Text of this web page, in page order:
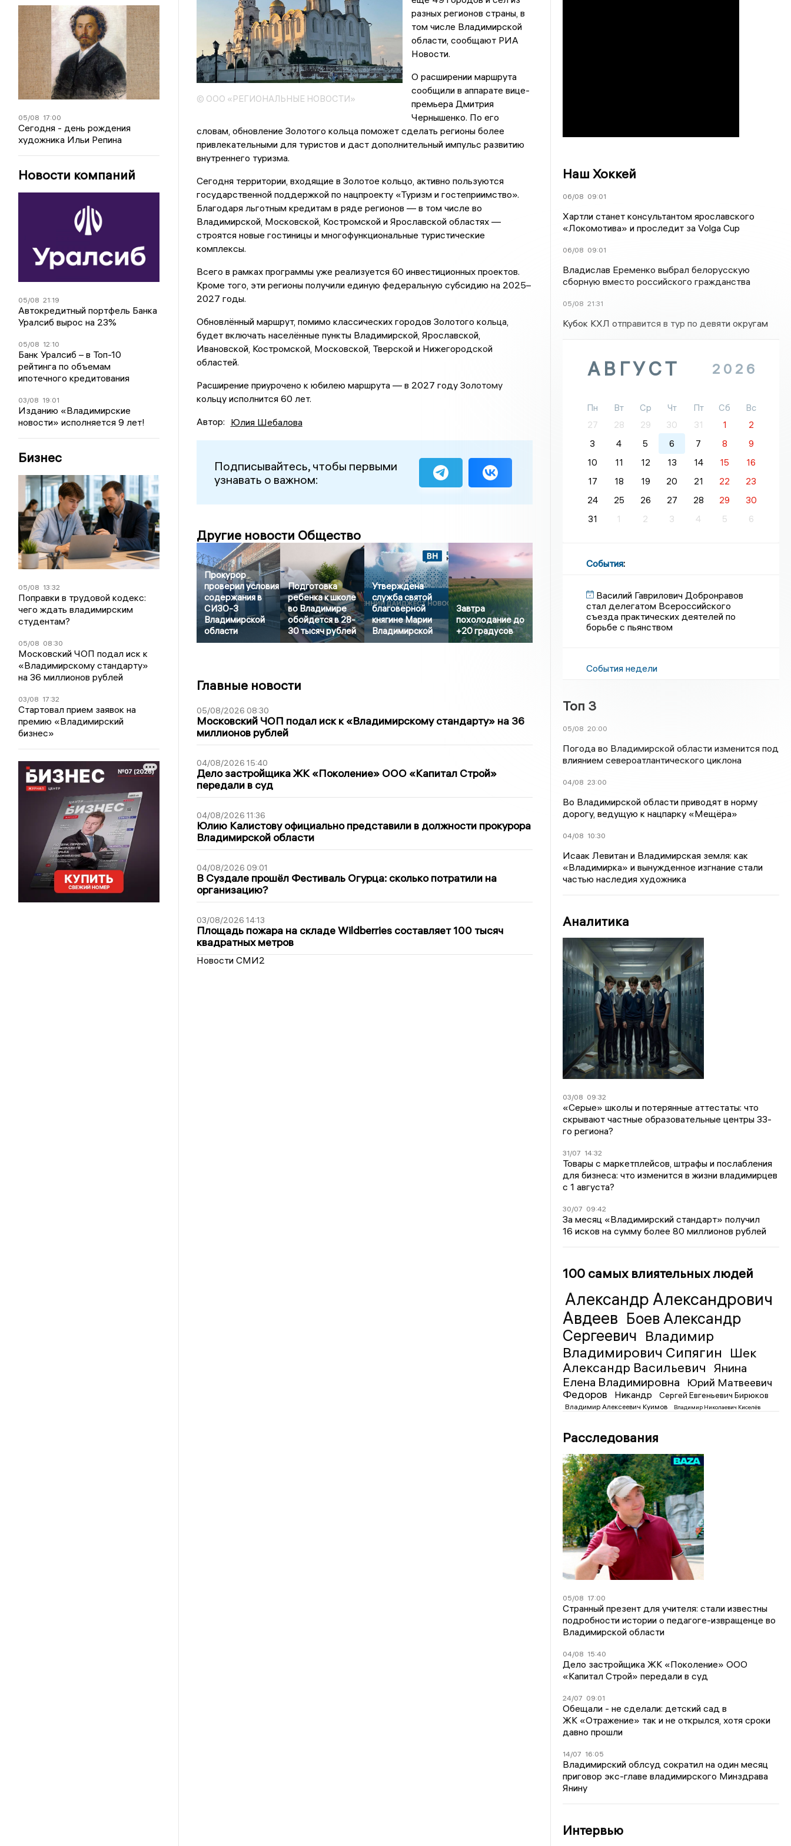
05/08 17:00
Сегодня - день рождения
художника Ильи Репина
Новости компаний
05/08 21:19
Автокредитный портфель Банка
Уралсиб вырос на 23%
05/08 12:10
Банк Уралсиб – в Топ-10
рейтинга по объемам
ипотечного кредитования
03/08 19:01
Изданию «Владимирские
новости» исполняется 9 лет!
Бизнес
05/08 13:32
Поправки в трудовой кодекс:
чего ждать владимирским
студентам?
05/08 08:30
Московский ЧОП подал иск к
«Владимирскому стандарту»
на 36 миллионов рублей
03/08 17:32
Стартовал прием заявок на
премию «Владимирский
бизнес»
© ООО «РЕГИОНАЛЬНЫЕ НОВОСТИ»
разных регионов страны, в
том числе Владимирской
области, сообщают РИА
Новости.
О расширении маршрута
сообщили в аппарате вице-
премьера Дмитрия
Чернышенко. По его
словам, обновление Золотого кольца поможет сделать регионы более
привлекательными для туристов и даст дополнительный импульс развитию
внутреннего туризма.
Сегодня территории, входящие в Золотое кольцо, активно пользуются
государственной поддержкой по нацпроекту «Туризм и гостеприимство».
Благодаря льготным кредитам в ряде регионов — в том числе во
Владимирской, Московской, Костромской и Ярославской областях —
строятся новые гостиницы и многофункциональные туристические
комплексы.
Всего в рамках программы уже реализуется 60 инвестиционных проектов.
Кроме того, эти регионы получили единую федеральную субсидию на 2025–
2027 годы.
Обновлённый маршрут, помимо классических городов Золотого кольца,
будет включать населённые пункты Владимирской, Ярославской,
Ивановской, Костромской, Московской, Тверской и Нижегородской
областей.
Расширение приурочено к юбилею маршрута — в 2027 году Золотому
кольцу исполнится 60 лет.
Автор: Юлия Шебалова
Подписывайтесь, чтобы первыми
узнавать о важном:
Другие новости Общество
Прокурор
проверил условия
содержания в
СИЗО-3
Владимирской
области
Подготовка
ребенка к школе
во Владимире
обойдется в 28-
30 тысяч рублей
Утверждена
служба святой
благоверной
княгине Марии
Владимирской
Завтра
похолодание до
+20 градусов
Главные новости
05/08/2026 08:30
Московский ЧОП подал иск к «Владимирскому стандарту» на 36
миллионов рублей
04/08/2026 15:40
Дело застройщика ЖК «Поколение» ООО «Капитал Строй»
передали в суд
04/08/2026 11:36
Юлию Калистову официально представили в должности прокурора
Владимирской области
04/08/2026 09:01
В Суздале прошёл Фестиваль Огурца: сколько потратили на
организацию?
03/08/2026 14:13
Площадь пожара на складе Wildberries составляет 100 тысяч
квадратных метров
Новости СМИ2
Наш Хоккей
06/08 09:01
Хартли станет консультантом ярославского
«Локомотива» и проследит за Volga Cup
06/08 09:01
Владислав Еременко выбрал белорусскую
сборную вместо российского гражданства
05/08 21:31
Кубок КХЛ отправится в тур по девяти округам
АВГУСТ 2026
Пн Вт Ср Чт Пт Сб
Вс
27
28 29 30 31 1
2
3
4 5 6 7 8
9
10
11 12 13 14 15
16
17
18 19 20 21 22
23
24
25 26 27 28 29
30
31
1 2 3 4 5 6
События:
Василий Гаврилович Добронравов
стал делегатом Всероссийского
съезда практических деятелей по
борьбе с пьянством
События недели
Топ 3
05/08 20:00
Погода во Владимирской области изменится под
влиянием североатлантического циклона
04/08 23:00
Во Владимирской области приводят в норму
дорогу, ведущую к нацпарку «Мещёра»
04/08 10:30
Исаак Левитан и Владимирская земля: как
«Владимирка» и вынужденное изгнание стали
частью наследия художника
Аналитика
03/08 09:32
«Серые» школы и потерянные аттестаты: что
скрывают частные образовательные центры 33-
го региона?
31/07 14:32
Товары с маркетплейсов, штрафы и послабления
для бизнеса: что изменится в жизни владимирцев
с 1 августа?
30/07 09:42
За месяц «Владимирский стандарт» получил
16 исков на сумму более 80 миллионов рублей
100 самых влиятельных людей
Александр Александрович
Авдеев Боев Александр
Сергеевич Владимир
Владимирович Сипягин Шек
Александр Васильевич
Янина
Елена Владимировна
Юрий Матвеевич
Федоров
Никандр Сергей Евгеньевич Бирюков
Владимир Алексеевич Куимов Владимир Николаевич Киселёв
Расследования
05/08 17:00
Странный презент для учителя: стали известны
подробности истории о педагоге-извращенце во
Владимирской области
04/08 15:40
Дело застройщика ЖК «Поколение» ООО
«Капитал Строй» передали в суд
24/07 09:01
Обещали - не сделали: детский сад в
ЖК «Отражение» так и не открылся, хотя сроки
давно прошли
14/07 16:05
Владимирский облсуд сократил на один месяц
приговор экс-главе владимирского Минздрава
Янину
Интервью